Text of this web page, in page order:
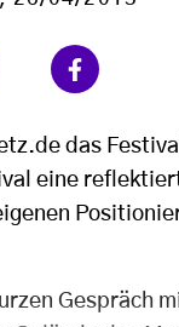
das
eine
Gespräch